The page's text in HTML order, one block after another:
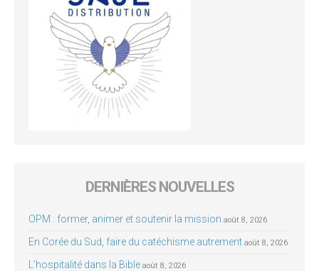
DERNIÈRES NOUVELLES
OPM : former, animer et soutenir la mission août 8, 2026
En Corée du Sud, faire du catéchisme autrement août 8, 2026
L’hospitalité dans la Bible août 8, 2026